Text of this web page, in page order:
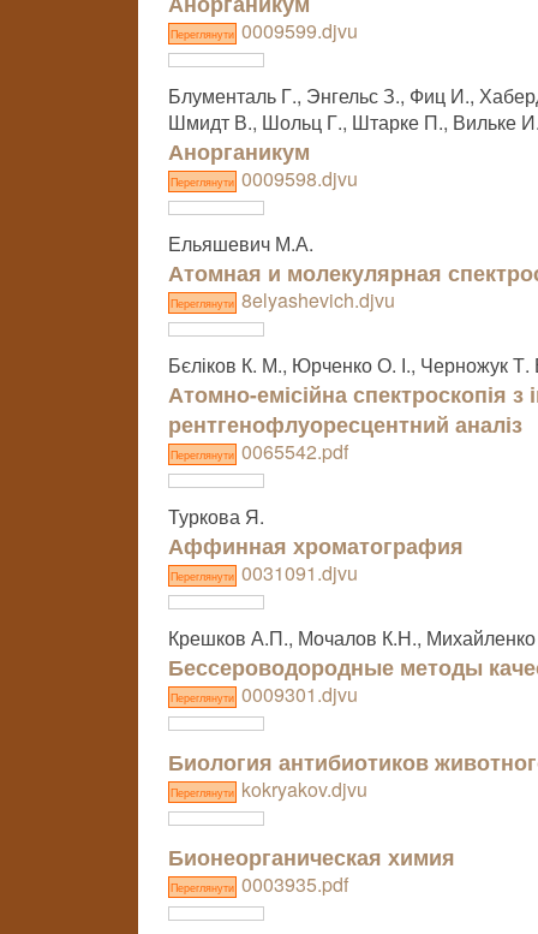
Переглянути 0009599.djvu
Блументаль Г., Энгельс З., Фиц И.,
Шмидт В., Шольц Г., Штарке П., Вильке
Анорганикум
Переглянути 0009598.djvu
Ельяшевич М.А.
Атомная и молекулярная
Переглянути 8elyashevich.djvu
Бєліков К. М., Юрченко О. І., Черножук Т.
Атомно-емісійна спектроскопія
рентгенофлуоресцентний аналіз
Переглянути 0065542.pdf
Туркова Я.
Аффинная хроматография
Переглянути 0031091.djvu
Крешков А.П., Мочалов К.Н.,
Бессероводородные методы
Переглянути 0009301.djvu
Биология антибиотиков
Переглянути kokryakov.djvu
Бионеорганическая химия
Переглянути 0003935.pdf